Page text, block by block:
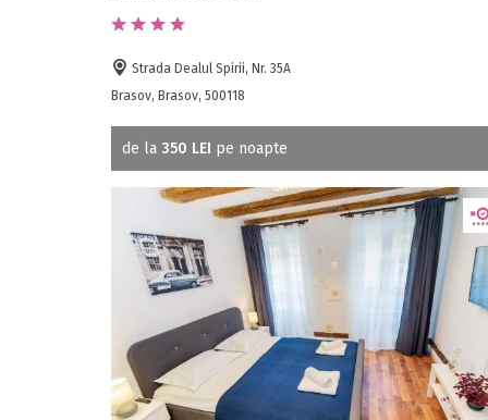
Strada Dealul Spirii, Nr. 35A
Brasov, Brasov, 500118
de la 350 LEI pe noapte